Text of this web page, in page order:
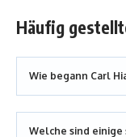
Häufig
Wie begann Carl
Welche sind